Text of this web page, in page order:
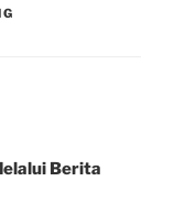
Berita